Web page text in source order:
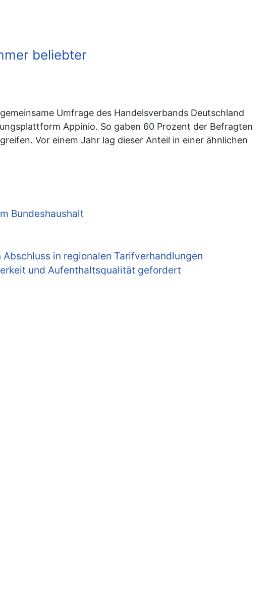
beliebter
Umfrage des Handelsverbands Deutschland
Appinio. So gaben 60 Prozent der Befragten
Vor einem Jahr lag dieser Anteil in einer ähnlichen
Bundeshaushalt
in regionalen Tarifverhandlungen
und Aufenthaltsqualität gefordert